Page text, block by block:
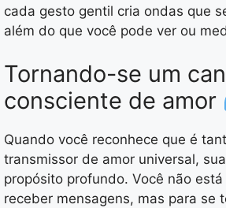
cada gesto gentil cria ondas que
além do que você pode ver ou
Tornando-se um
consciente de amor
Quando você reconhece que é
transmissor de amor universal,
propósito profundo. Você não
receber mensagens, mas para se